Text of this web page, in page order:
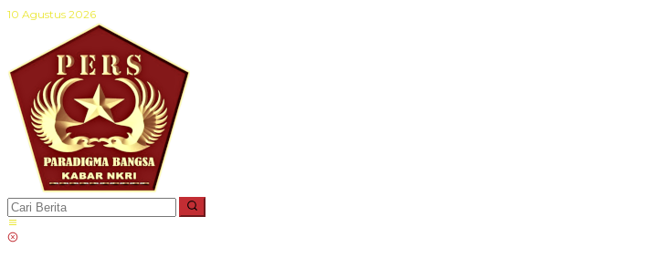
Lewati
10 Agustus 2026